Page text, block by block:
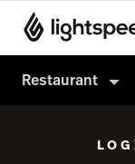
Restaurant